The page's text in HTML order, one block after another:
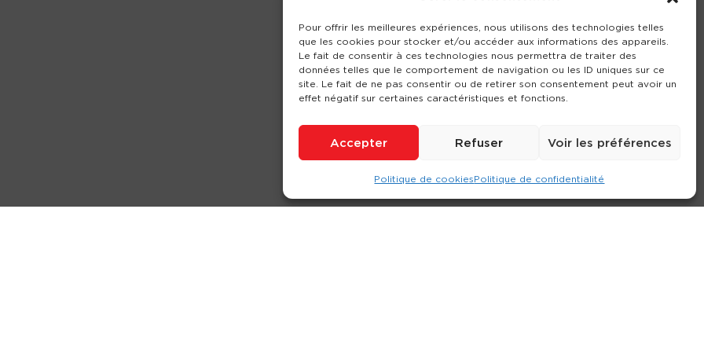
Pour offrir les meilleures expériences, nous utilisons des technologies telles
que les cookies pour stocker et/ou accéder aux informations des appareils.
Le fait de consentir à ces technologies nous permettra de traiter des
données telles que le comportement de navigation ou les ID uniques sur ce
site. Le fait de ne pas consentir ou de retirer son consentement peut avoir un
effet négatif sur certaines caractéristiques et fonctions.
Accepter Refuser Voir les préférences
Politique de cookiesPolitique de confidentialité